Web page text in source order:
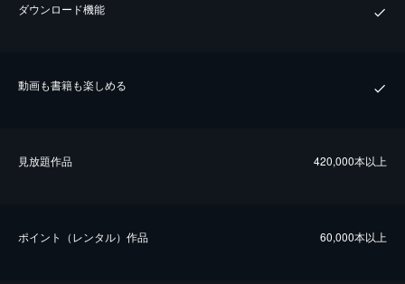
ダウンロード機能
動画も書籍も楽しめる
⾒放題作品 420,000本以上
ポイント（レンタル）作品 60,000本以上